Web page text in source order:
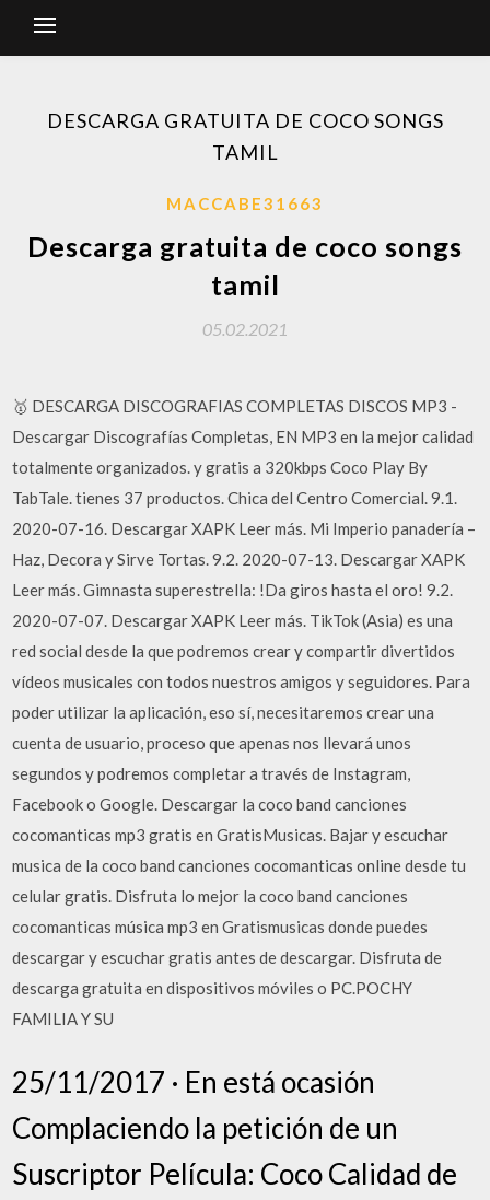
DESCARGA GRATUITA DE COCO SONGS
TAMIL
MACCABE31663
Descarga gratuita de coco songs
tamil
05.02.2021
🥇 DESCARGA DISCOGRAFIAS COMPLETAS DISCOS MP3 -
Descargar Discografías Completas, EN MP3 en la mejor calidad
totalmente organizados. y gratis a 320kbps Coco Play By
TabTale. tienes 37 productos. Chica del Centro Comercial. 9.1.
2020-07-16. Descargar XAPK Leer más. Mi Imperio panadería –
Haz, Decora y Sirve Tortas. 9.2. 2020-07-13. Descargar XAPK
Leer más. Gimnasta superestrella: !Da giros hasta el oro! 9.2.
2020-07-07. Descargar XAPK Leer más. TikTok (Asia) es una
red social desde la que podremos crear y compartir divertidos
vídeos musicales con todos nuestros amigos y seguidores. Para
poder utilizar la aplicación, eso sí, necesitaremos crear una
cuenta de usuario, proceso que apenas nos llevará unos
segundos y podremos completar a través de Instagram,
Facebook o Google. Descargar la coco band canciones
cocomanticas mp3 gratis en GratisMusicas. Bajar y escuchar
musica de la coco band canciones cocomanticas online desde tu
celular gratis. Disfruta lo mejor la coco band canciones
cocomanticas música mp3 en Gratismusicas donde puedes
descargar y escuchar gratis antes de descargar. Disfruta de
descarga gratuita en dispositivos móviles o PC.POCHY
FAMILIA Y SU
25/11/2017 · En está ocasión
Complaciendo la petición de un
Suscriptor Película: Coco Calidad de